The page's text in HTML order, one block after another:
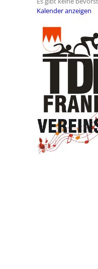
Kalender anzeigen